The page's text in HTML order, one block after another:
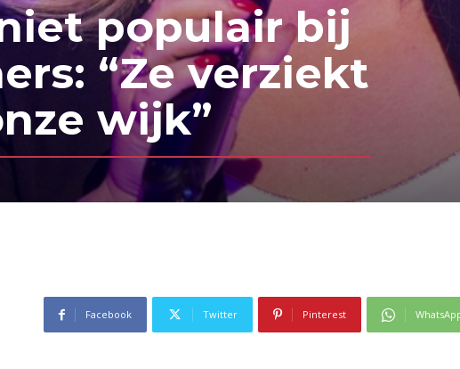
populair bij
“Ze verziekt
wijk”
Facebook Twitter Pinterest